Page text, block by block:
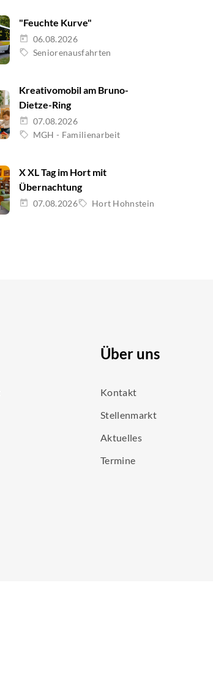
"Feuchte Kurve"
06.08.2026
Seniorenausfahrten
Kreativomobil am Bruno-
Dietze-Ring
07.08.2026
MGH - Familienarbeit
X XL Tag im Hort mit
Übernachtung
07.08.2026 Hort Hohnstein
Über uns
Kontakt
Stellenmarkt
Aktuelles
Termine